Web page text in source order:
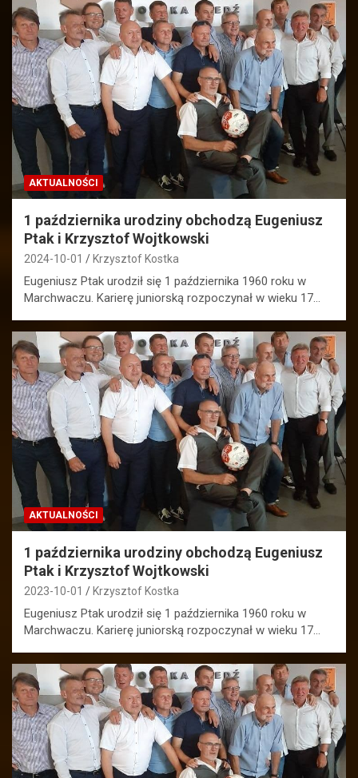
AKTUALNOŚCI
1 października urodziny obchodzą Eugeniusz
Ptak i Krzysztof Wojtkowski
2024-10-01 Krzysztof Kostka
Eugeniusz Ptak urodził się 1 października 1960 roku w
Marchwaczu. Karierę juniorską rozpoczynał w wieku 17…
AKTUALNOŚCI
1 października urodziny obchodzą Eugeniusz
Ptak i Krzysztof Wojtkowski
2023-10-01 Krzysztof Kostka
Eugeniusz Ptak urodził się 1 października 1960 roku w
Marchwaczu. Karierę juniorską rozpoczynał w wieku 17…